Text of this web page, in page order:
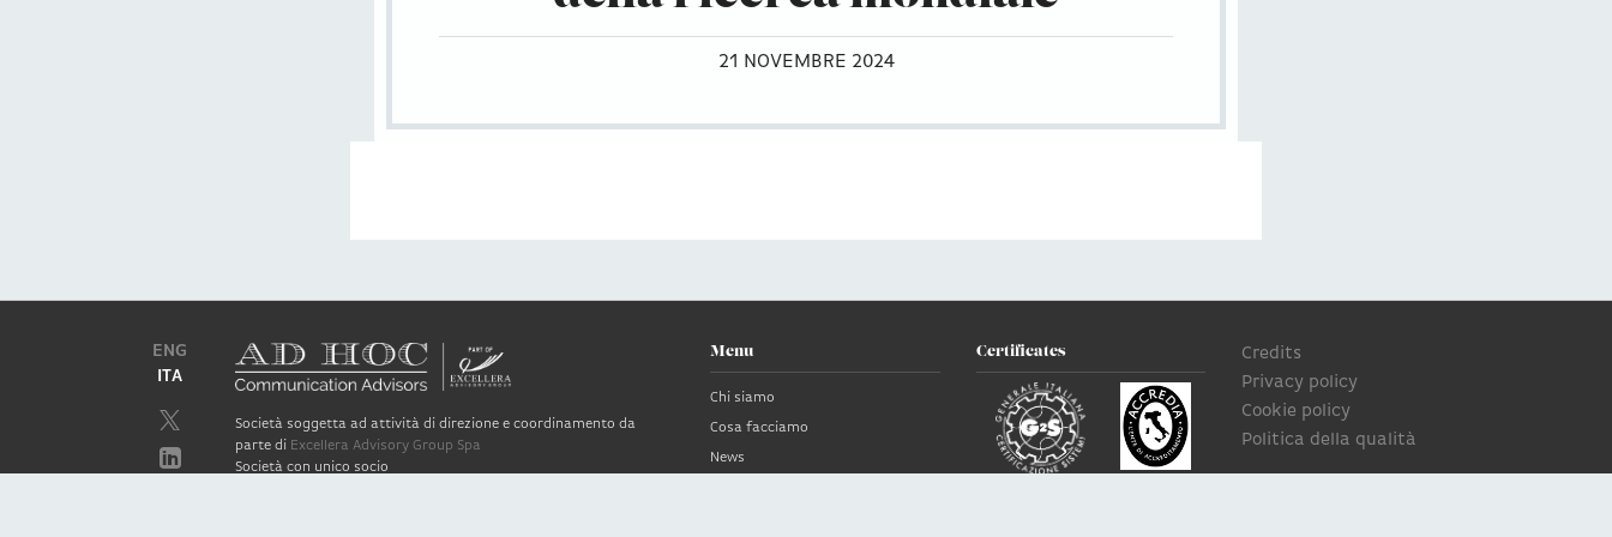
21 NOVEMBRE 2024
ENG
ITA
Società soggetta ad attività di direzione e coordinamento da
parte di Excellera Advisory Group Spa
Società con unico socio
Menu
Chi siamo
Cosa facciamo
News
Certificates
Credits
Privacy policy
Cookie policy
Politica della qualità